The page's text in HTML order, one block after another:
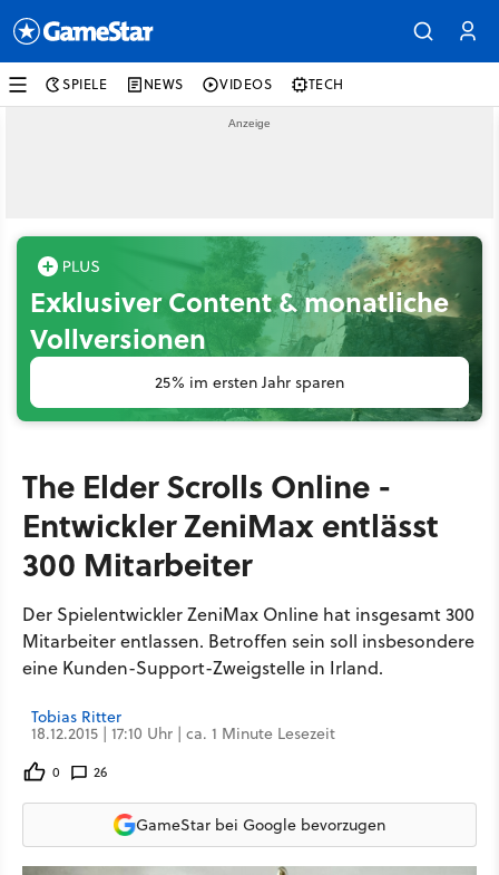
SPIELE NEWS VIDEOS TECH
Exklusiver Content & monatliche
Vollversionen
25% im ersten Jahr sparen
The Elder Scrolls Online -
Entwickler ZeniMax entlässt
300 Mitarbeiter
Der Spielentwickler ZeniMax Online hat insgesamt 300
Mitarbeiter entlassen. Betroffen sein soll insbesondere
eine Kunden-Support-Zweigstelle in Irland.
Tobias Ritter
18.12.2015 | 17:10 Uhr | ca. 1 Minute Lesezeit
0 26
GameStar bei Google bevorzugen